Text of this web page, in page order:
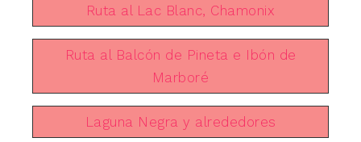
Ruta al Lac Blanc, Chamonix
Ruta al Balcón de Pineta e Ibón de
Marboré
Laguna Negra y alrededores